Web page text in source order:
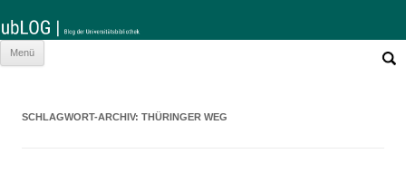
Menü
nach:
SCHLAGWORT-ARCHIV: THÜRINGER WEG